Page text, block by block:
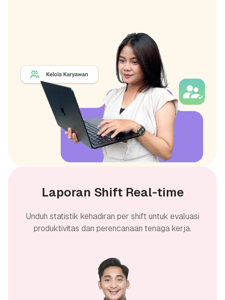
Laporan Shift Real-time
Unduh statistik kehadiran per shift untuk evaluasi
produktivitas dan perencanaan tenaga kerja.